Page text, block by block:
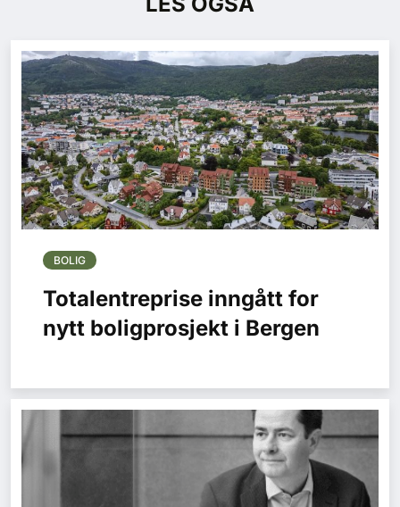
BOLIG
Totalentreprise inngått for
nytt boligprosjekt i Bergen